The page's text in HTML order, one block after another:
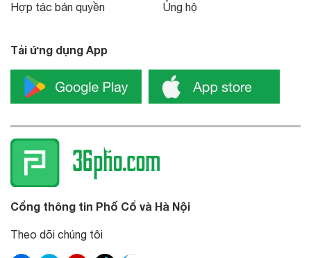
Hợp tác bản quyền Ủng hộ
Tải ứng dụng App
Cổng thông tin Phố Cổ và Hà Nội
Theo dõi chúng tôi